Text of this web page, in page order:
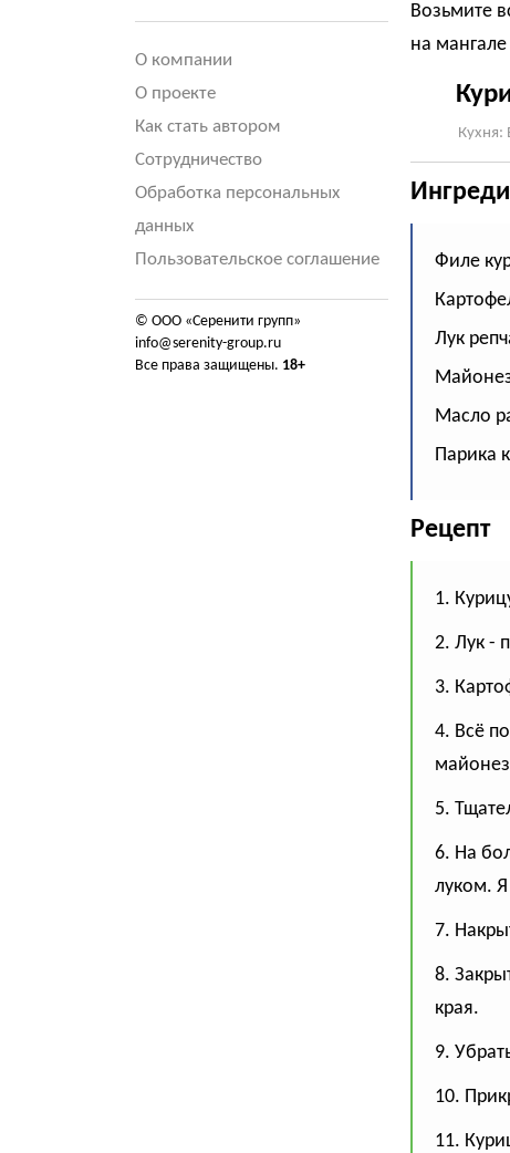
О компании
О проекте
Как стать автором
Сотрудничество
Обработка персональных
данных
Пользовательское соглашение
© ООО «Серенити групп»
info@serenity-group.ru
Все права защищены. 18+
Возьмите
на
Кухня:
Филе
Лук
Масло
Парика
Рецепт
1.
2. Лук -
3.
4. Всё
5.
6. На
луком.
7.
8.
края.
9.
10.
11.